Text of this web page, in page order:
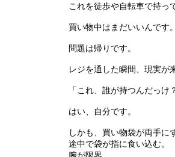
これを徒歩や自転車で持っ
買い物中はまだいいんです。
問題は帰りです。
レジを通した瞬間、現実が
「これ、誰が持つんだっけ
はい、自分です。
しかも、買い物袋が両手に
途中で袋が指に食い込む。
腕が限界。